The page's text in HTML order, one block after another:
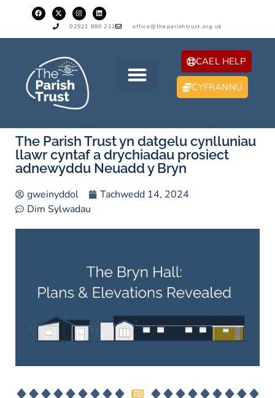
02921 880 212 office@theparishtrust.org.uk
CAEL HELP
CYFRANNU
The Parish Trust yn datgelu cynlluniau
llawr cyntaf a drychiadau prosiect
adnewyddu Neuadd y Bryn
gweinyddol
Tachwedd 14, 2024
Dim Sylwadau